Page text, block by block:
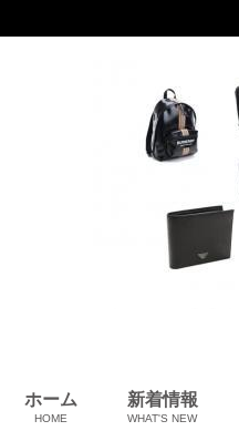
ホーム
HOME
新着情報
WHAT'S NEW